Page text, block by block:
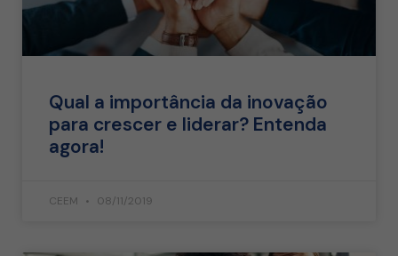
Qual a importância da inovação
para crescer e liderar? Entenda
agora!
CEEM 08/11/2019